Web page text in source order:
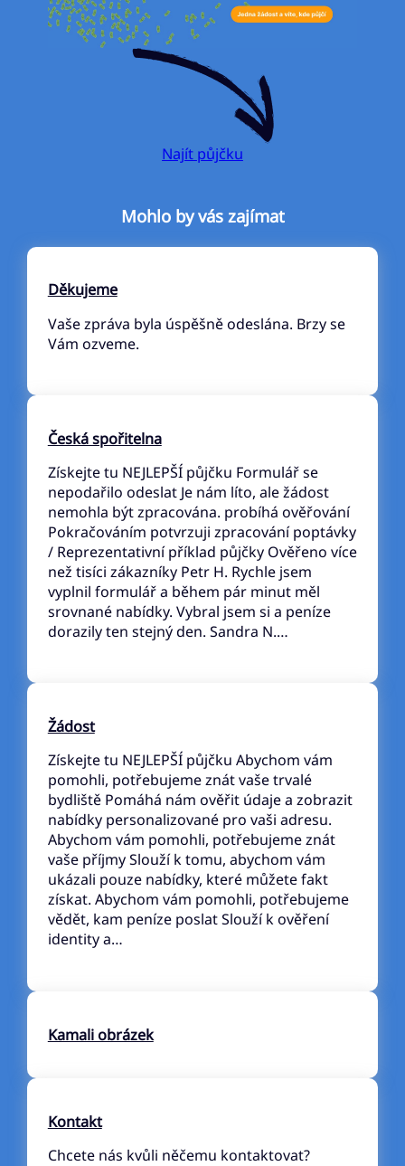
Najít půjčku
Mohlo by vás zajímat
Děkujeme
Vaše zpráva byla úspěšně odeslána. Brzy se
Vám ozveme.
Česká spořitelna
Získejte tu NEJLEPŠÍ půjčku Formulář se
nepodařilo odeslat Je nám líto, ale žádost
nemohla být zpracována. probíhá ověřování
Pokračováním potvrzuji zpracování poptávky
/ Reprezentativní příklad půjčky Ověřeno více
než tisíci zákazníky Petr H. Rychle jsem
vyplnil formulář a během pár minut měl
srovnané nabídky. Vybral jsem si a peníze
dorazily ten stejný den. Sandra N.…
Žádost
Získejte tu NEJLEPŠÍ půjčku Abychom vám
pomohli, potřebujeme znát vaše trvalé
bydliště Pomáhá nám ověřit údaje a zobrazit
nabídky personalizované pro vaši adresu.
Abychom vám pomohli, potřebujeme znát
vaše příjmy Slouží k tomu, abychom vám
ukázali pouze nabídky, které můžete fakt
získat. Abychom vám pomohli, potřebujeme
vědět, kam peníze poslat Slouží k ověření
identity a…
Kamali obrázek
Kontakt
Chcete nás kvůli něčemu kontaktovat?